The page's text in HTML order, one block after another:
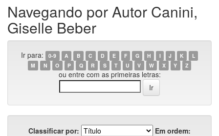
Navegando por Autor Canini,
Giselle Beber
Ir para: 0-9 A B C D E F G H I J K
L
M
N O P Q R S T U V W X Y Z
ou entre com as primeiras letras:
Classificar por:
Em ordem: